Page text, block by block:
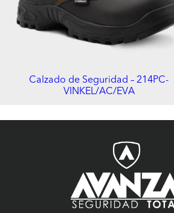
Calzado de Seguridad – 214PC-
VINKEL/AC/EVA